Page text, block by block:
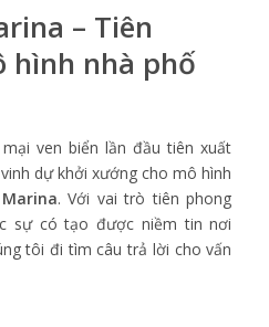
– Tiên
hình nhà phố
ven biển lần đầu tiên xuất
dự khởi xướng cho mô hình
. Với vai trò tiên phong
sự có tạo được niềm tin nơi
tôi đi tìm câu trả lời cho vấn